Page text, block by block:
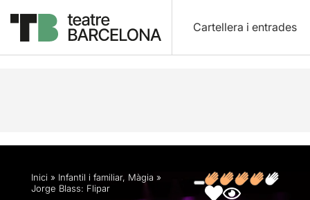
Cartellera i entrades
Descripció Fitxa artística Fotos i vídeos
Inici » Infantil i familiar, Màgia »
Jorge Blass: Flipar